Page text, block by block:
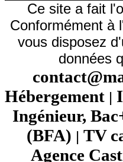
Ce site a fait
Conformément à
vous disposez
données
Hébergement |
Ingénieur,
(BFA) | TV
Agence